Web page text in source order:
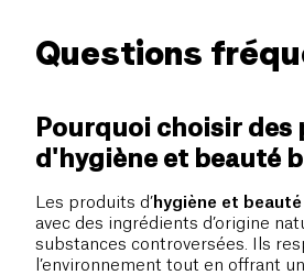
Questions
Pourquoi choisir des
d'hygiène et beauté
Les produits d’ hygiène et
avec des ingrédients d’origine
substances controversées. Ils
l’environnement tout en offrant